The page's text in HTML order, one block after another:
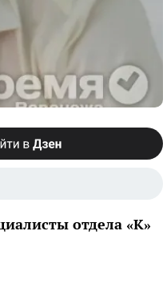
отдела «К»